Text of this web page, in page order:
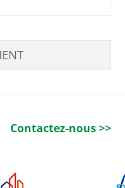
Contactez-nous >>